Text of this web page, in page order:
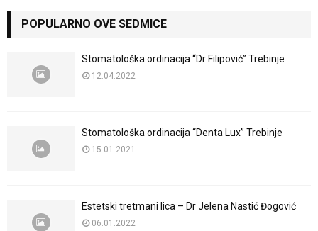
POPULARNO OVE SEDMICE
Stomatološka ordinacija “Dr Filipović” Trebinje
12.04.2022
Stomatološka ordinacija “Denta Lux” Trebinje
15.01.2021
Estetski tretmani lica – Dr Jelena Nastić Đogović
06.01.2022